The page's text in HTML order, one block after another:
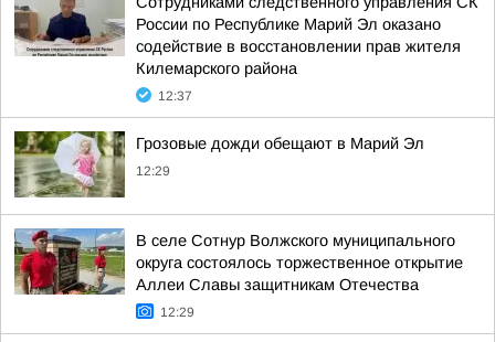
России по Республике Марий Эл оказано
содействие в восстановлении прав жителя
Килемарского района
12:37
Грозовые дожди обещают в Марий Эл
12:29
В селе Сотнур Волжского муниципального
округа состоялось торжественное открытие
Аллеи Славы защитникам Отечества
12:29